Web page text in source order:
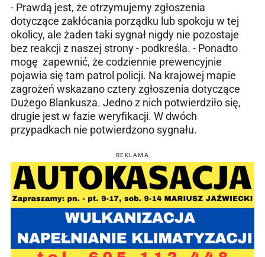
- Prawdą jest, że otrzymujemy zgłoszenia
dotyczące zakłócania porządku lub spokoju w tej
okolicy, ale żaden taki sygnał nigdy nie pozostaje
bez reakcji z naszej strony - podkreśla. - Ponadto
mogę zapewnić, że codziennie prewencyjnie
pojawia się tam patrol policji. Na krajowej mapie
zagrożeń wskazano cztery zgłoszenia dotyczące
Dużego Blankusza. Jedno z nich potwierdziło się,
drugie jest w fazie weryfikacji. W dwóch
przypadkach nie potwierdzono sygnału.
REKLAMA